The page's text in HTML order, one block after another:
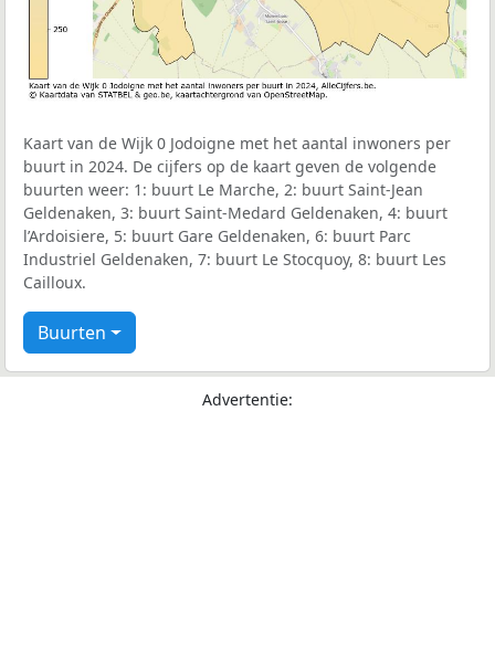
Kaart van de Wijk 0 Jodoigne met het aantal inwoners per
buurt in 2024. De cijfers op de kaart geven de volgende
buurten weer: 1: buurt Le Marche, 2: buurt Saint-Jean
Geldenaken, 3: buurt Saint-Medard Geldenaken, 4: buurt
l’Ardoisiere, 5: buurt Gare Geldenaken, 6: buurt Parc
Industriel Geldenaken, 7: buurt Le Stocquoy, 8: buurt Les
Cailloux.
Buurten
Advertentie: